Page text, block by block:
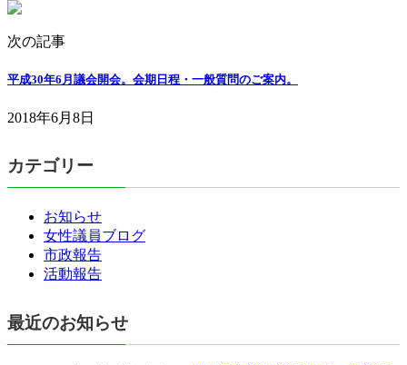
次の記事
平成30年6月議会開会。会期日程・一般質問のご案内。
2018年6月8日
カテゴリー
お知らせ
女性議員ブログ
市政報告
活動報告
最近のお知らせ